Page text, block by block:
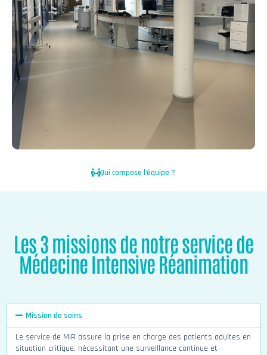
Qui compose l'équipe ?
Les 3 missions de notre service de
Médecine Intensive Réanimation
Mission de soins
Le service de MIR assure la prise en charge des patients adultes en
situation critique, nécessitant une surveillance continue et